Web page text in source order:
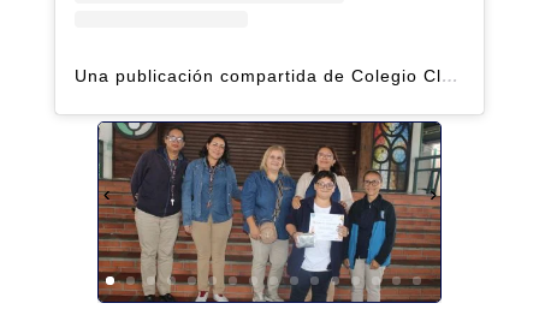
Una publicación compartida de Colegio Claret | Alto Hatillo (@clarethatillo)